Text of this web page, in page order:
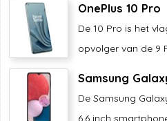
OnePlus 10 Pro
De 10 Pro is het
opvolger van de 9
Samsung
De Samsung
6,6 inch